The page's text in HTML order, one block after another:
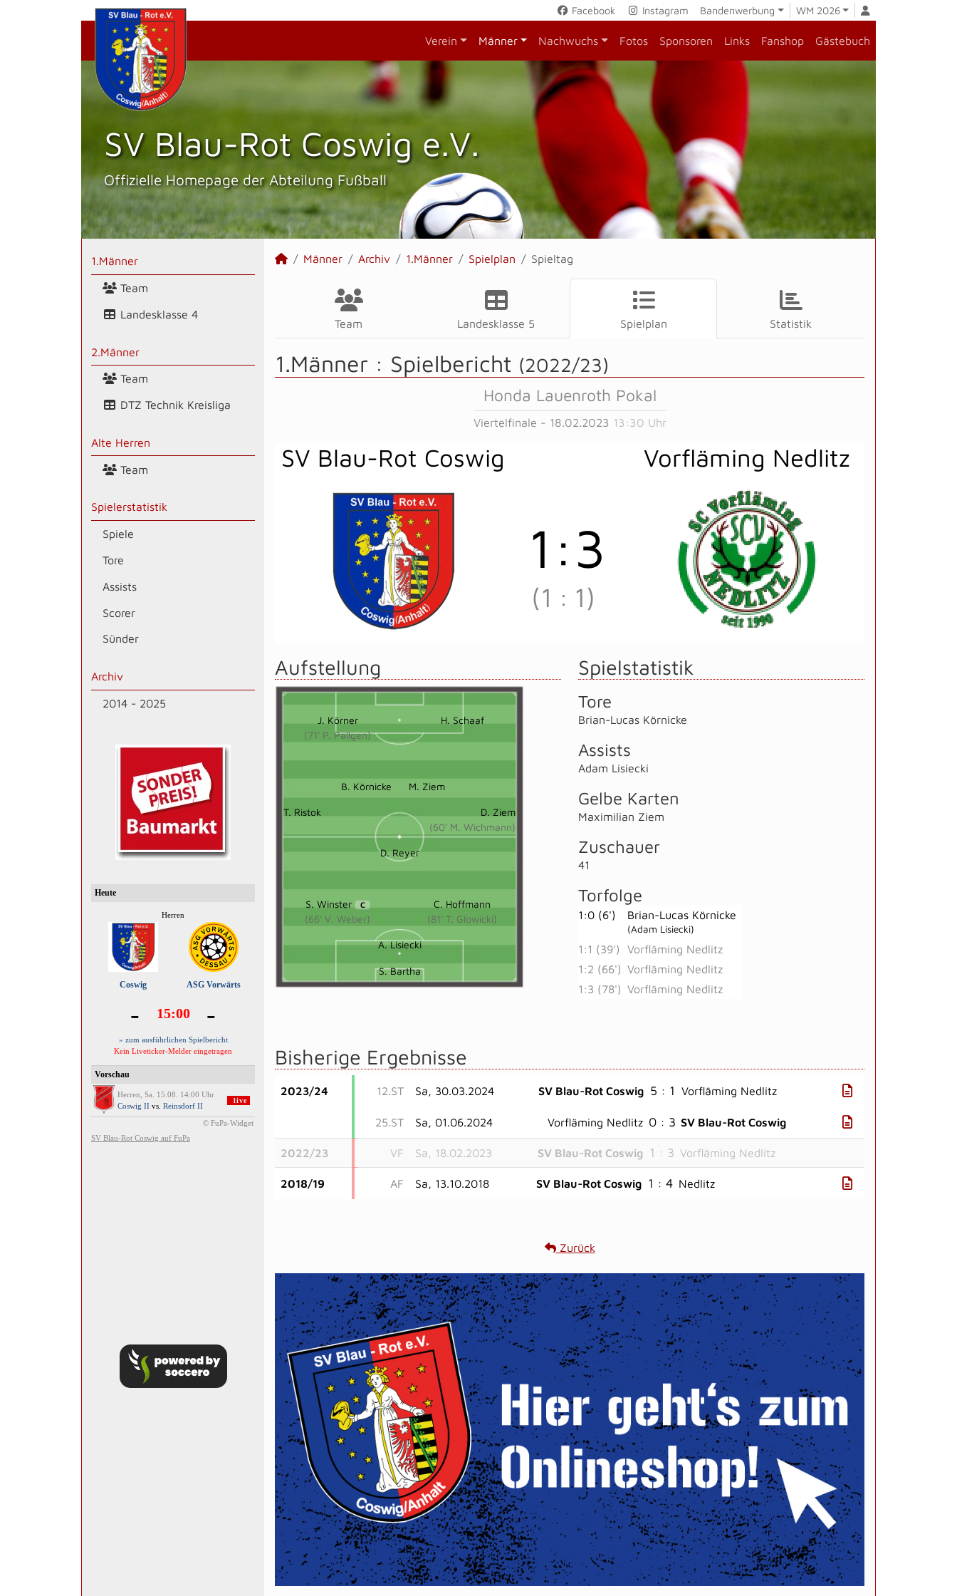
Facebook Instagram Bandenwerbung WM 2026
Verein Männer Nachwuchs Fotos Sponsoren Links Fanshop Gästebuch
SV Blau-Rot Coswig e.V.
Offizielle Homepage der Abteilung Fußball
1.Männer
Team
Landesklasse 4
2.Männer
Team
DTZ Technik Kreisliga
Alte Herren
Team
Spielerstatistik
Spiele
Tore
Assists
Scorer
Sünder
Archiv
2014 - 2025
Männer Archiv 1.Männer Spielplan Spieltag
Team Landesklasse 5 Spielplan Statistik
1.Männer : Spielbericht (2022/23)
Honda Lauenroth Pokal
Viertelfinale - 18.02.2023 13:30 Uhr
SV Blau-Rot Coswig Vorfläming Nedlitz
1 :3
(1 : 1)
Aufstellung
J. Körner
(71' P. Pallgen)
H. Schaaf
B. Körnicke M. Ziem
T. Ristok
D. Ziem
(60' M. Wichmann)
D. Reyer
S. Winster C
(66' V. Weber)
C. Hoffmann
(81' T. Glowicki)
A. Lisiecki
S. Bartha
Spielstatistik
Tore
Brian-Lucas Körnicke
Assists
Adam Lisiecki
Gelbe Karten
Maximilian Ziem
Zuschauer
41
Torfolge
1:0 (6') Brian-Lucas Körnicke
(Adam Lisiecki)
1:1 (39')
Vorfläming Nedlitz
1:2 (66') Vorfläming Nedlitz
1:3 (78') Vorfläming Nedlitz
Bisherige Ergebnisse
2023/24 12.ST Sa, 30.03.2024 SV Blau-Rot Coswig 5 : 1 Vorfläming Nedlitz
25.ST Sa, 01.06.2024 Vorfläming Nedlitz 0 : 3 SV Blau-Rot Coswig
2022/23 VF Sa, 18.02.2023 SV Blau-Rot Coswig 1 : 3 Vorfläming Nedlitz
2018/19 AF Sa, 13.10.2018 SV Blau-Rot Coswig 1 : 4 Nedlitz
Zurück